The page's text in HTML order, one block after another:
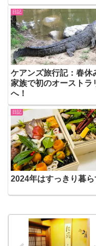
日記
ケアンズ旅行記：春休
家族で初のオーストラ
へ！
日記
2024年はすっきり暮ら